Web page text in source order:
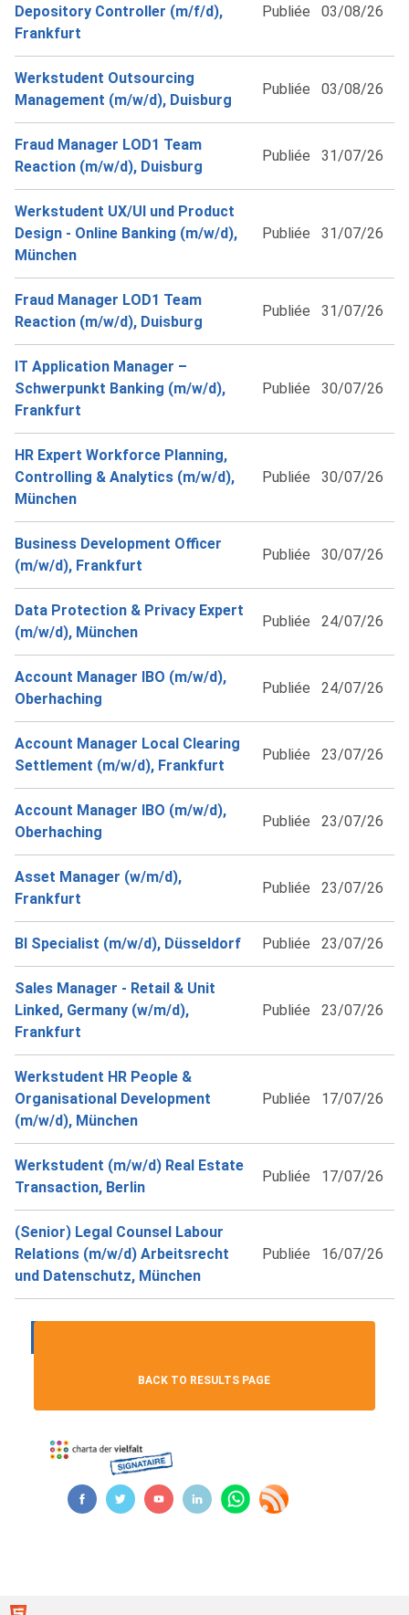
Depository Controller (m/f/d),
Frankfurt
Publiée 03/08/26
Werkstudent Outsourcing
Management (m/w/d), Duisburg
Publiée 03/08/26
Fraud Manager LOD1 Team
Reaction (m/w/d), Duisburg
Publiée 31/07/26
Werkstudent UX/UI und Product
Design - Online Banking (m/w/d),
München
Publiée 31/07/26
Fraud Manager LOD1 Team
Reaction (m/w/d), Duisburg
Publiée 31/07/26
IT Application Manager –
Schwerpunkt Banking (m/w/d),
Frankfurt
Publiée 30/07/26
HR Expert Workforce Planning,
Controlling & Analytics (m/w/d),
München
Publiée 30/07/26
Business Development Officer
(m/w/d), Frankfurt
Publiée 30/07/26
Data Protection & Privacy Expert
(m/w/d), München
Publiée 24/07/26
Account Manager IBO (m/w/d),
Oberhaching
Publiée 24/07/26
Account Manager Local Clearing
Settlement (m/w/d), Frankfurt
Publiée 23/07/26
Account Manager IBO (m/w/d),
Oberhaching
Publiée 23/07/26
Asset Manager (w/m/d),
Frankfurt
Publiée 23/07/26
BI Specialist (m/w/d), Düsseldorf Publiée 23/07/26
Sales Manager - Retail & Unit
Linked, Germany (w/m/d),
Frankfurt
Publiée 23/07/26
Werkstudent HR People &
Organisational Development
(m/w/d), München
Publiée 17/07/26
Werkstudent (m/w/d) Real Estate
Transaction, Berlin
Publiée 17/07/26
(Senior) Legal Counsel Labour
Relations (m/w/d) Arbeitsrecht
und Datenschutz, München
Publiée 16/07/26
BACK TO RESULTS PAGE